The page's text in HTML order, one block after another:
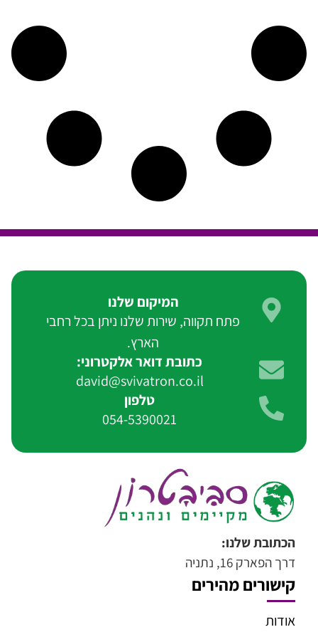
המיקום שלנו
פתח תקווה, שירות שלנו ניתן בכל רחבי
הארץ.
כתובת דואר אלקטרוני:
david@svivatron.co.il
טלפון
054-5390021
הכתובת שלנו:
דרך הפארק 16, נתניה
קישורים מהירים
אודות